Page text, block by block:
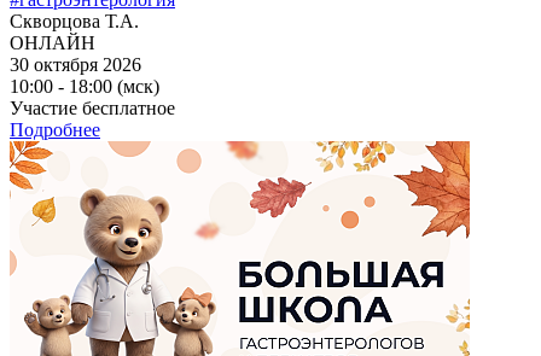
Скворцова Т.А.
ОНЛАЙН
30 октября 2026
10:00 - 18:00 (мск)
Участие бесплатное
Подробнее